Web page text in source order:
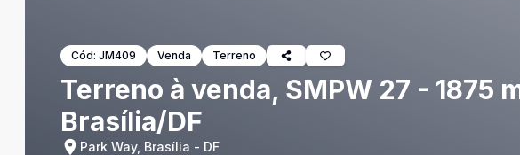
Cód: JM409 Venda Terreno
Terreno à venda, SMPW 27 - 1875
Brasília/DF
Park Way, Brasília - DF